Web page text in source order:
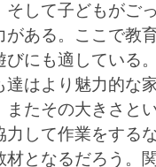
そして子どもがご
がある。ここで教
びにも適している
達はより魅力的な
またその大きさと
力して作業をする
材となるだろう。